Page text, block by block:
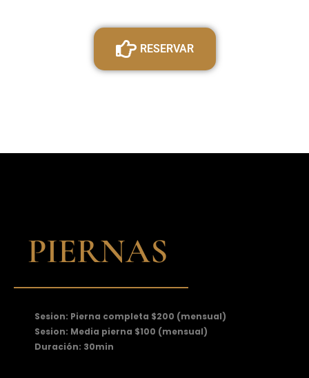
RESERVAR
PIERNAS
Sesion: Pierna completa $200 (mensual)
Sesion: Media pierna $100 (mensual)
Duración: 30min